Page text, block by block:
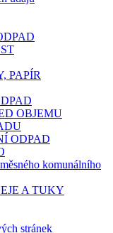
PAPÍR
OBJEMU
ODPAD
komunálního
A TUKY
stránek